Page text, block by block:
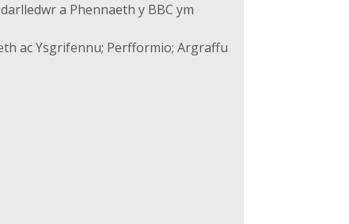
a Phennaeth y BBC ym
ac Ysgrifennu; Perfformio; Argraffu